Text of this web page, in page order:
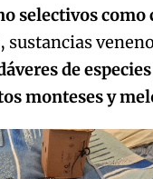
selectivos como
sustancias
de
monteses y